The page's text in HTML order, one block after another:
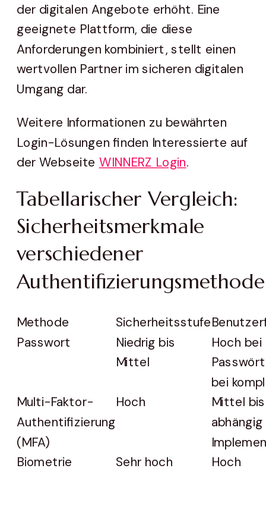
der digitalen Angebote erhöht. Eine
geeignete Plattform, die diese
Anforderungen kombiniert, stellt einen
wertvollen Partner im sicheren digitalen
Umgang dar.
Weitere Informationen zu bewährten
Login-Lösungen finden Interessierte auf
der Webseite WINNERZ Login.
Tabellarischer Vergleich:
Sicherheitsmerkmale
verschiedener
Methode Sicherheitsstufe
Passwort
Niedrig bis
Mittel
Hoch
bei
Multi-Faktor-
Authentifizierung
(MFA)
Hoch
Mittel
Biometrie
Sehr hoch Hoch